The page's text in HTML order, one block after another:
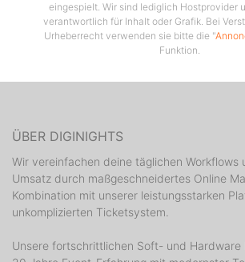
eingespielt. Wir sind lediglich Hostprovider
verantwortlich für Inhalt oder Grafik. Bei
Urheberrecht verwenden sie bitte die "
Funktion.
ÜBER DIGINIGHTS
Wir vereinfachen deine täglichen Workflows
Umsatz durch maßgeschneidertes Online
Kombination mit unserer leistungsstarken
unkomplizierten Ticketsystem.
Unsere fortschrittlichen Soft- und Hardware